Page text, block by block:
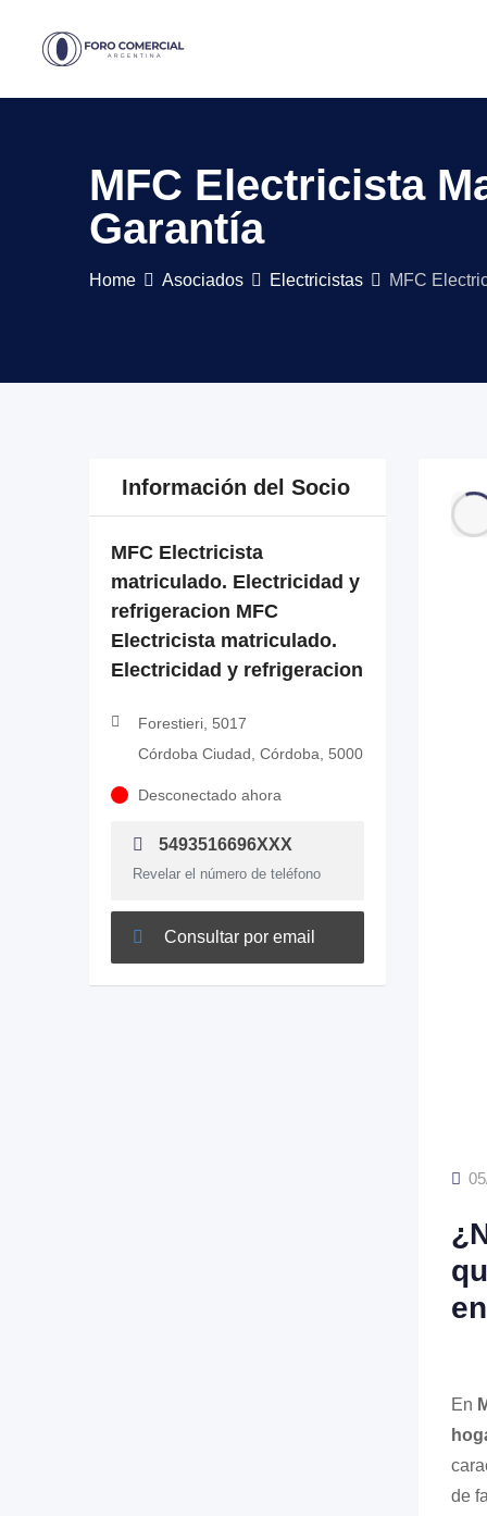
MFC Electricista
Garantía
Home Asociados Electricistas MFC
Información del Socio
MFC Electricista
matriculado. Electricidad y
refrigeracion MFC
Electricista matriculado.
Electricidad y refrigeracion
Forestieri, 5017
Córdoba Ciudad, Córdoba, 5000
Desconectado ahora
5493516696XXX
Revelar el número de teléfono
Consultar por email
En
de